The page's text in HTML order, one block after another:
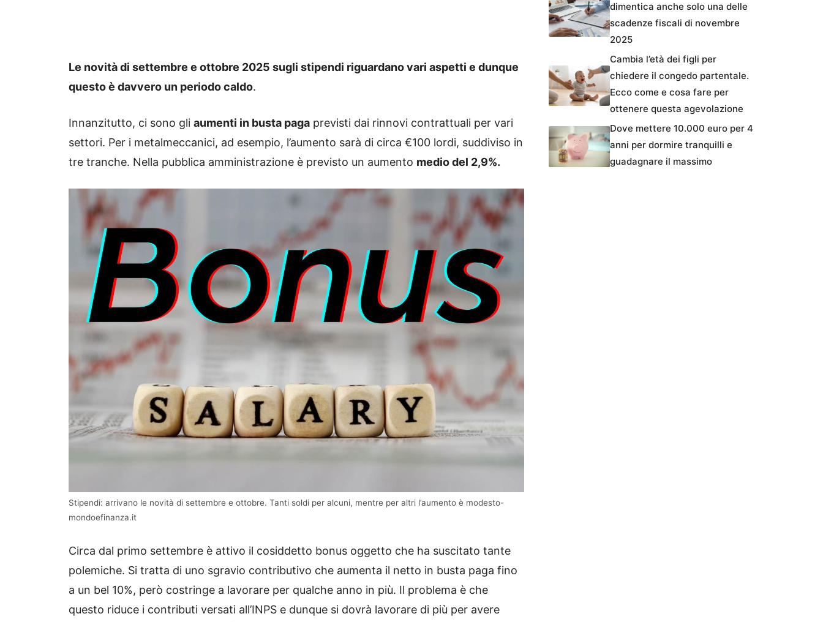
Le novità di settembre e ottobre 2025 sugli stipendi riguardano vari aspetti e dunque
questo è davvero un periodo caldo.
Innanzitutto, ci sono gli aumenti in busta paga previsti dai rinnovi contrattuali per vari
settori. Per i metalmeccanici, ad esempio, l’aumento sarà di circa €100 lordi, suddiviso in
tre tranche. Nella pubblica amministrazione è previsto un aumento medio del 2,9%.
Stipendi: arrivano le novità di settembre e ottobre. Tanti soldi per alcuni, mentre per altri l’aumento è modesto-
mondoefinanza.it
Circa dal primo settembre è attivo il cosiddetto bonus oggetto che ha suscitato tante
polemiche. Si tratta di uno sgravio contributivo che aumenta il netto in busta paga fino
a un bel 10%, però costringe a lavorare per qualche anno in più. Il problema è che
questo riduce i contributi versati all’INPS e dunque si dovrà lavorare di più per avere
dimentica anche solo una delle
scadenze fiscali di novembre
2025
Cambia l’età dei figli per
chiedere il congedo partentale.
Ecco come e cosa fare per
ottenere questa agevolazione
Dove mettere 10.000 euro per 4
anni per dormire tranquilli e
guadagnare il massimo